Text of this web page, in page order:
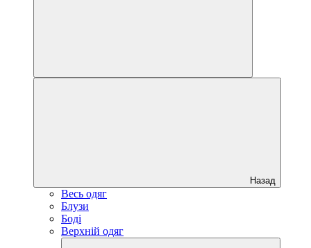
Назад
Весь одяг
Блузи
Боді
Верхній одяг